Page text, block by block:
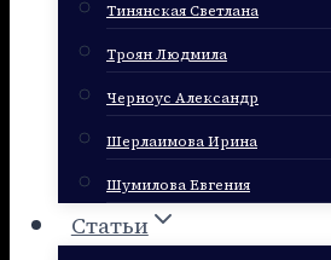
Тинянская Светлана
Троян Людмила
Черноус Александр
Шерлаимова Ирина
Шумилова Евгения
Статьи